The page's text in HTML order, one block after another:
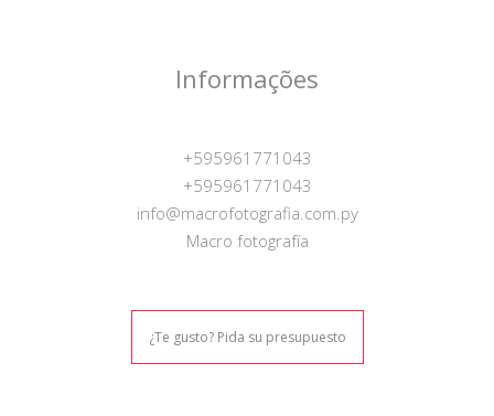
Informações
+595961771043
+595961771043
info@macrofotografia.com.py
Macro fotografía
¿Te gusto? Pida su presupuesto